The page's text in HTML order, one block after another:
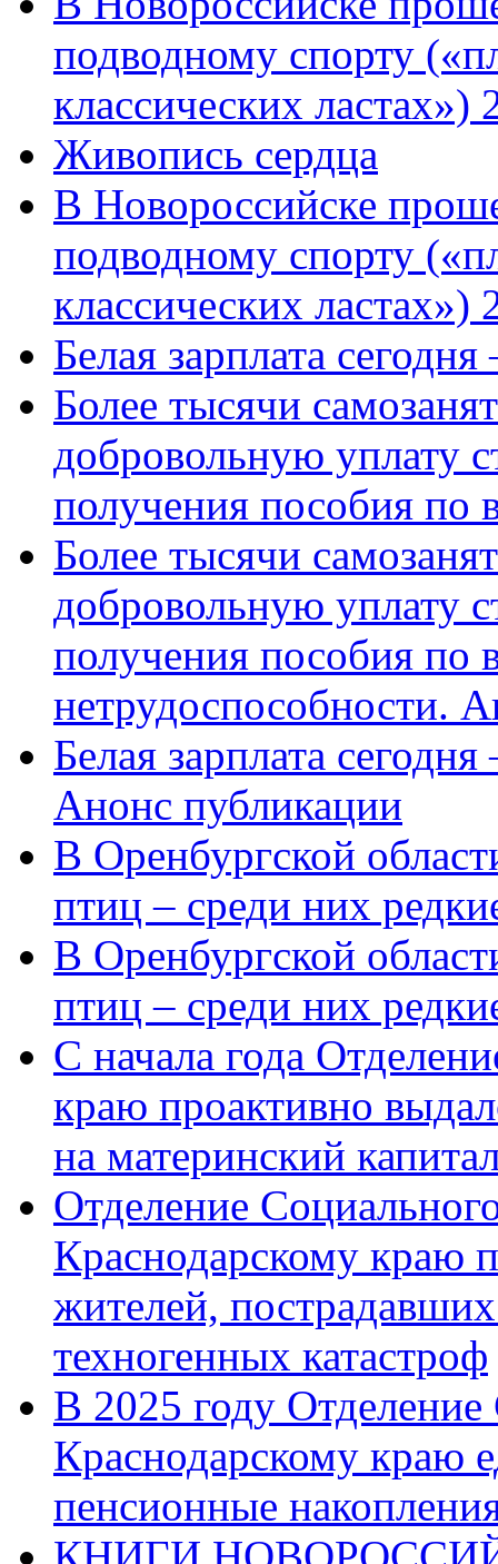
подводному спорту
классических
Живопись сердца
В Новороссийске
подводному спорту
классических ластах»)
Белая зарплата
Более тысячи
добровольную уплату
получения пособия по
Более тысячи
добровольную уплату
получения пособия по
нетрудоспособности.
Белая зарплата
Анонс публикации
В Оренбургской
птиц – среди них
В Оренбургской
птиц – среди них
С начала года
краю проактивно
на материнский
Отделение
Краснодарскому краю
жителей,
техногенных катастроф
В 2025 году
Краснодарскому краю
пенсионные